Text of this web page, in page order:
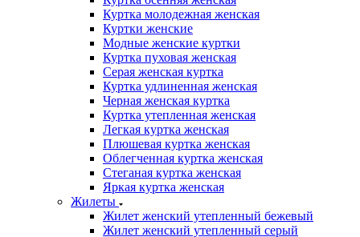
Куртка молодежная женская
Куртки женские
Модные женские куртки
Куртка пуховая женская
Серая женская куртка
Куртка удлиненная женская
Черная женская куртка
Куртка утепленная женская
Легкая куртка женская
Плюшевая куртка женская
Облегченная куртка женская
Стеганая куртка женская
Яркая куртка женская
Жилеты
Жилет женский утепленный бежевый
Жилет женский утепленный серый